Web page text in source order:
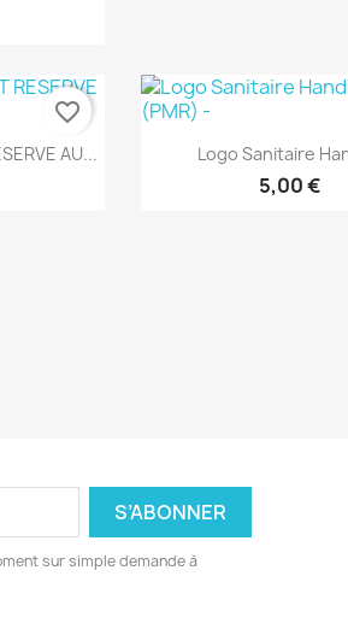
AU...
favorite_border
Aperçu
Logo Sanitaire
5,00 €
sur simple demande à